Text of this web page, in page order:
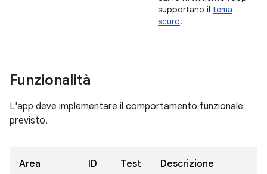
supportano il tema
scuro.
Funzionalità
L'app deve implementare il comportamento funzionale
previsto.
Area ID Test Descrizione